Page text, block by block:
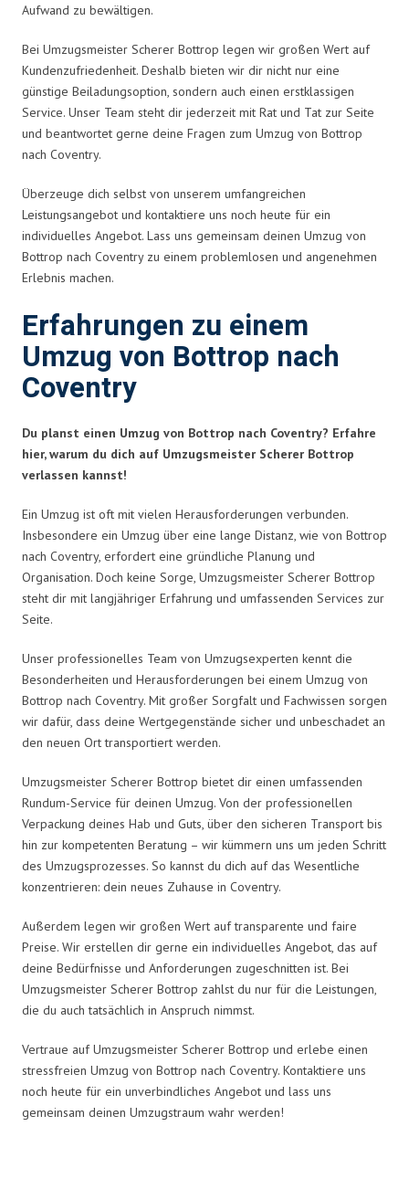
Aufwand zu bewältigen.
Bei Umzugsmeister Scherer Bottrop legen wir großen Wert auf
Kundenzufriedenheit. Deshalb bieten wir dir nicht nur eine
günstige Beiladungsoption, sondern auch einen erstklassigen
Service. Unser Team steht dir jederzeit mit Rat und Tat zur Seite
und beantwortet gerne deine Fragen zum Umzug von Bottrop
nach Coventry.
Überzeuge dich selbst von unserem umfangreichen
Leistungsangebot und kontaktiere uns noch heute für ein
individuelles Angebot. Lass uns gemeinsam deinen Umzug von
Bottrop nach Coventry zu einem problemlosen und angenehmen
Erlebnis machen.
Erfahrungen zu einem
Umzug von Bottrop nach
Coventry
Du planst einen Umzug von Bottrop nach Coventry? Erfahre
hier, warum du dich auf Umzugsmeister Scherer Bottrop
verlassen kannst!
Ein Umzug ist oft mit vielen Herausforderungen verbunden.
Insbesondere ein Umzug über eine lange Distanz, wie von Bottrop
nach Coventry, erfordert eine gründliche Planung und
Organisation. Doch keine Sorge, Umzugsmeister Scherer Bottrop
steht dir mit langjähriger Erfahrung und umfassenden Services zur
Seite.
Unser professionelles Team von Umzugsexperten kennt die
Besonderheiten und Herausforderungen bei einem Umzug von
Bottrop nach Coventry. Mit großer Sorgfalt und Fachwissen sorgen
wir dafür, dass deine Wertgegenstände sicher und unbeschadet an
den neuen Ort transportiert werden.
Umzugsmeister Scherer Bottrop bietet dir einen umfassenden
Rundum-Service für deinen Umzug. Von der professionellen
Verpackung deines Hab und Guts, über den sicheren Transport bis
hin zur kompetenten Beratung – wir kümmern uns um jeden Schritt
des Umzugsprozesses. So kannst du dich auf das Wesentliche
konzentrieren: dein neues Zuhause in Coventry.
Außerdem legen wir großen Wert auf transparente und faire
Preise. Wir erstellen dir gerne ein individuelles Angebot, das auf
deine Bedürfnisse und Anforderungen zugeschnitten ist. Bei
Umzugsmeister Scherer Bottrop zahlst du nur für die Leistungen,
die du auch tatsächlich in Anspruch nimmst.
Vertraue auf Umzugsmeister Scherer Bottrop und erlebe einen
stressfreien Umzug von Bottrop nach Coventry. Kontaktiere uns
noch heute für ein unverbindliches Angebot und lass uns
gemeinsam deinen Umzugstraum wahr werden!